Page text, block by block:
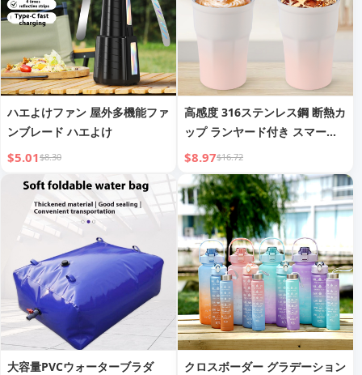
ハエよけファン 屋外多機能ファ
ンブレード ハエよけ
$5.01$8.30
高感度 316ステンレス鋼 断熱カ
ップ ランヤード付き スマート
温度表示 コーヒーカップ 車載
ポータブル 学生用ウォーターカ
ップ
$8.97$16.72
大容量PVCウォーターブラダ
クロスボーダー グラデーション